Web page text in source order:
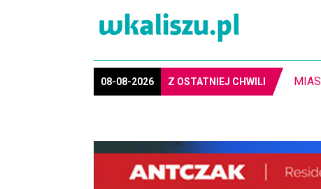
08-08-2026 Z OSTATNIEJ CHWILI